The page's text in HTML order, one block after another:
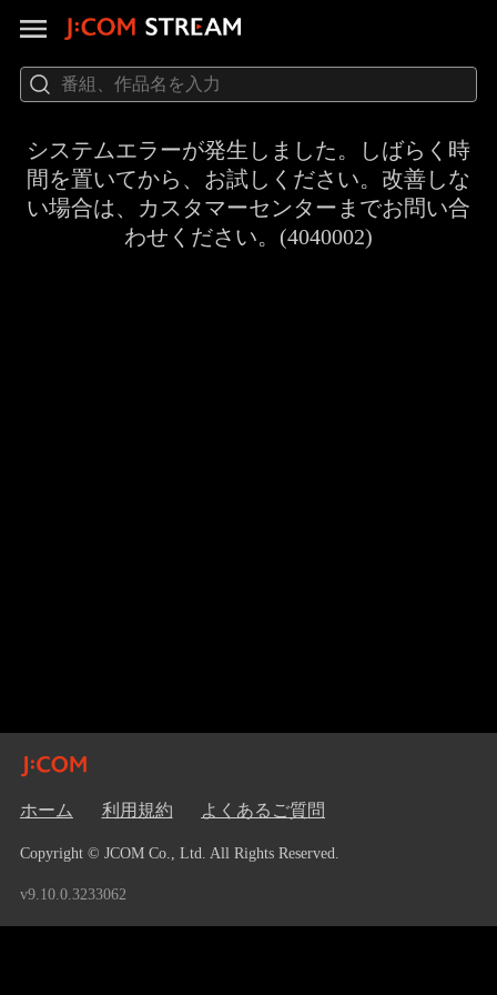
システムエラーが発生しました。しばらく時
間を置いてから、お試しください。改善しな
い場合は、カスタマーセンターまでお問い合
わせください。(4040002)
ホーム 利用規約 よくあるご質問
Copyright © JCOM Co., Ltd. All Rights Reserved.
v9.10.0.3233062